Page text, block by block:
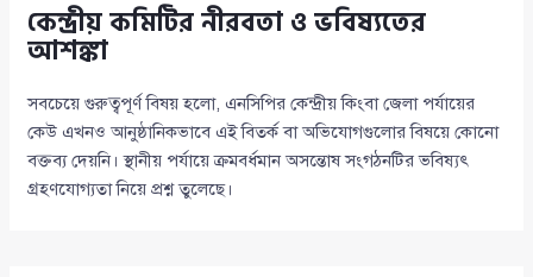
কেন্দ্রীয় কমিটির নীরবতা ও ভবিষ্যতের
আশঙ্কা
সবচেয়ে গুরুত্বপূর্ণ বিষয় হলো, এনসিপির কেন্দ্রীয় কিংবা জেলা পর্যায়ের
কেউ এখনও আনুষ্ঠানিকভাবে এই বিতর্ক বা অভিযোগগুলোর বিষয়ে কোনো
বক্তব্য দেয়নি। স্থানীয় পর্যায়ে ক্রমবর্ধমান অসন্তোষ সংগঠনটির ভবিষ্যৎ
গ্রহণযোগ্যতা নিয়ে প্রশ্ন তুলেছে।